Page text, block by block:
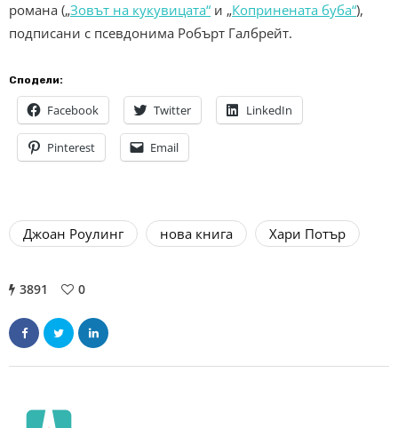
романа („Зовът на кукувицата“ и „Копринената буба“),
подписани с псевдонима Робърт Галбрейт.
Сподели:
Facebook Twitter LinkedIn
Pinterest Email
Джоан Роулинг нова книга Хари Потър
3891 0